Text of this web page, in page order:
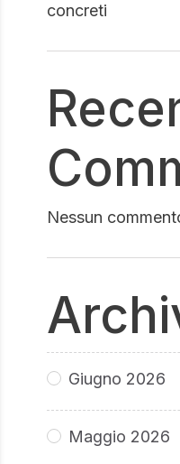
concreti
Nessun
Giugno 2026
Maggio 2026